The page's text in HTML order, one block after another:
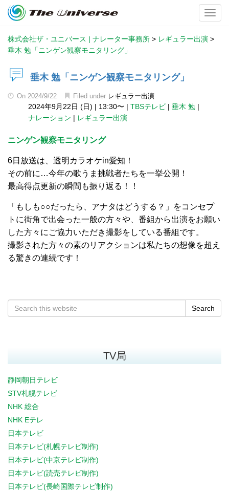
株式会社ザ・ユニバース | ナレーター事務所 > レギュラー出演 >
垂木 勉「ニンゲン観察モニタリング」
垂木 勉「ニンゲン観察モニタリング」
On 2024/9/22 Filed under レギュラー出演
2024年9月22日 (日) | 13:30〜 | TBSテレビ | 垂木 勉 |
ナレーション | レギュラー出演
ニンゲン観察モニタリング
6日放送は、透明カラオケin愛知！
その前に…今年の歌うま挑戦者たちを一挙公開！
最高得点更新の瞬間も振り返る！！
「もしも○○だったら、アナタはどうする？」をコンセプ
トに街角で出会った一般の方々や、番組から出演をお願い
した方々にご協力いただき撮影をしている番組です。
撮影された方々の素のリアクションは私たちの想像を超え
る驚きの連続です！
Search
TV局
静岡朝日テレビ
STV札幌テレビ
NHK 総合
NHK Eテレ
日本テレビ
日本テレビ(札幌テレビ制作)
日本テレビ(中京テレビ制作)
日本テレビ(読売テレビ制作)
日本テレビ(長崎国際テレビ制作)